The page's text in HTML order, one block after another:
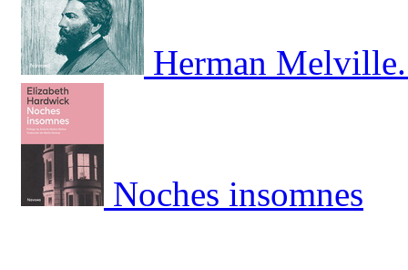
Herman
Noches insomnes